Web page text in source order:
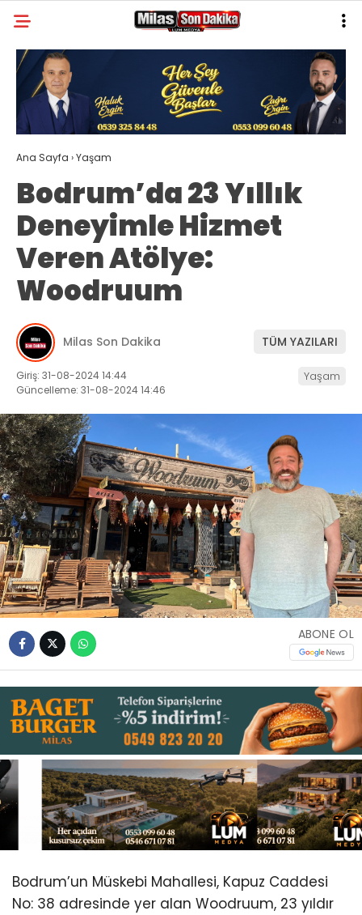
WhatsApp
İhbar Hattı
Facebook
Instagram
Youtube
28.9
GALERİ YAZARLAR
MILAS
MUĞLA’DAN
ASAYIŞ
GÜNDEM
EKONOMI
SPOR
VEFAT
GENEL
İLETIŞIM
KÜNYE
Ana Sayfa ›Yaşam
Bodrum’da 23 Yıllık
Deneyimle Hizmet
Veren Atölye:
Woodruum
Milas Son Dakika TÜM YAZILARI
Giriş: 31-08-2024 14:44
Güncelleme: 31-08-2024 14:46
Yaşam
ABONE OL
Bodrum’un Müskebi Mahallesi, Kapuz Caddesi
No: 38 adresinde yer alan Woodruum, 23 yıldır